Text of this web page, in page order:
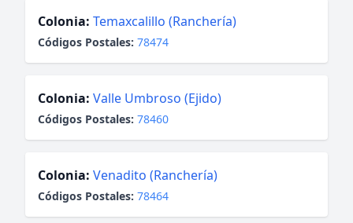
Colonia: Temaxcalillo (Ranchería)
Códigos Postales: 78474
Colonia: Valle Umbroso (Ejido)
Códigos Postales: 78460
Colonia: Venadito (Ranchería)
Códigos Postales: 78464